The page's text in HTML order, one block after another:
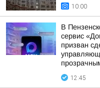
10:00
В
сервис
призван
12:45